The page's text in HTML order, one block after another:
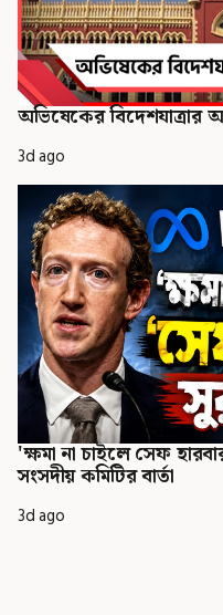
অভিষেকের বিদেশযাত্রার
3d ago
'ক্ষমা না চাইলে সেফ
সংসদীয় কমিটির বার্তা
3d ago